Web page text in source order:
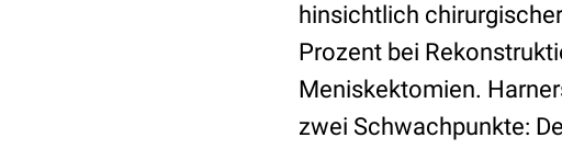
hinsichtlich
Prozent bei
Meniskektomien.
zwei Schwachpunkte: